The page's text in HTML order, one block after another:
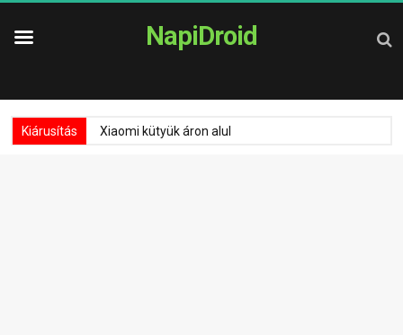
NapiDroid
Kiárusítás Xiaomi kütyük áron alul